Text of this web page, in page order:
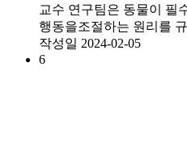
교수 연구팀은 동물이 필
행동을조절하는 원리를
작성일 2024-02-05
6